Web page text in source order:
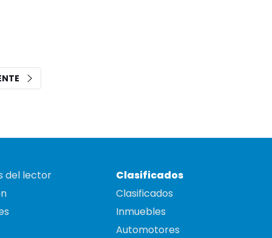
del lector
Clasificados
Clasificados
Inmuebles
Automotores